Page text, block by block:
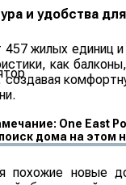
и удобства
жилых единиц и
как
создавая
One East
дома на этом
похожие новые